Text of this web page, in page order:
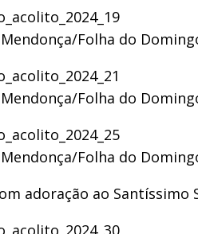
Folha do
Folha do
Folha do
adoração ao